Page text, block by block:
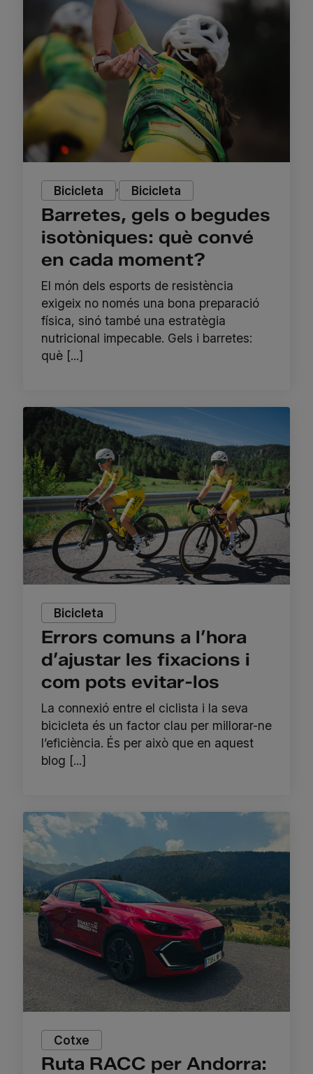
Barretes, gels o begudes
isotòniques: què convé
en cada moment?
Bicicleta , Bicicleta
El món dels esports de resistència
exigeix no només una bona preparació
física, sinó també una estratègia
nutricional impecable. Gels i barretes:
què [...]
Errors comuns a l’hora
d’ajustar les fixacions i
com pots evitar-los
Bicicleta
La connexió entre el ciclista i la seva
bicicleta és un factor clau per millorar-ne
l’eficiència. És per això que en aquest
blog [...]
Ruta RACC per Andorra:
Cotxe